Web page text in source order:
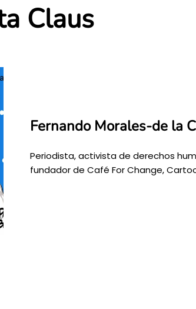
Claus
Fernando Morales-de la
Periodista, activista de derechos
fundador de Café For Change,